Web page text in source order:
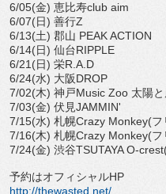
6/05(金) 恵比寿club aim
6/07(日) 善行Z
6/13(土) 郡山 PEAK ACTION
6/14(日) 仙台RIPPLE
6/21(日) 栄R.A.D
6/24(水) 大阪DROP
7/02(木) 神戸Music Zoo 太陽
7/03(金) 伏見JAMMIN'
7/15(水) 札幌Crazy Monkey(フ
7/16(木) 札幌Crazy Monkey(フ
7/24(金) 渋谷TSUTAYA O-
予約はオフィシャルHP
http://thewasted.net/